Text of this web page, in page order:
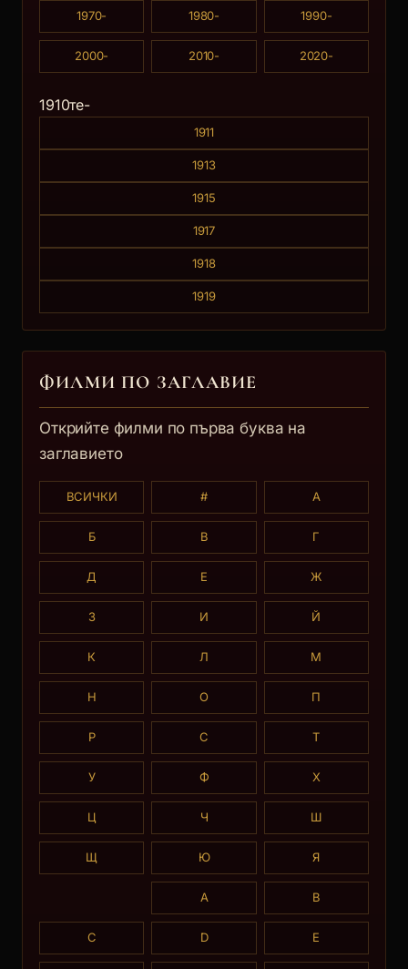
1970- 1980- 1990-
2000- 2010- 2020-
1910те-
1911
1913
1915
1917
1918
1919
ФИЛМИ ПО ЗАГЛАВИE
Открийте филми по първа буква на
заглавието
ВСИЧКИ # А
Б В Г
Д Е Ж
З И Й
К Л М
Н О П
Р С Т
У Ф Х
Ц Ч Ш
Щ Ю Я
A B
C D E